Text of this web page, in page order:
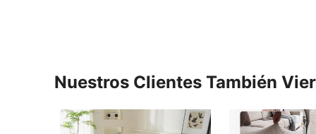
Nuestros Clientes También